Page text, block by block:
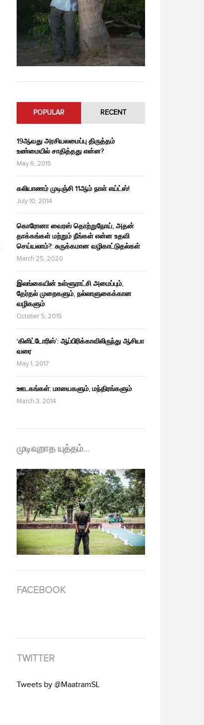
POPULAR RECENT
19ஆவது அரசியலமைப்பு திருத்தம்
உண்மையில் சாதித்தது என்ன?
May 6, 2015
கலியாணம் முடிஞ்சி 11ஆம் நாள் எய்ட்ஸ்!
July 10, 2014
கொரோனா வைரஸ் தொற்றுநோய், அதன்
தாக்கங்கள் மற்றும் நீங்கள் என்ன உதவி
செய்யலாம்?: சுருக்கமான வழிகாட்டுதல்கள்
March 25, 2020
இலங்கையின் உள்ளூராட்சி அமைப்பும்,
தேர்தல் முறைகளும், நல்லாளுகைக்கான
வழிகளும்
October 5, 2015
‘கிளிட்டோரிஸ்’: ஆப்பிரிக்காவிலிருந்து ஆசியா
வரை
May 1, 2017
ஊடகங்கள்: மாயைகளும், மந்திரங்களும்
March 3, 2014
முடிவுறாத யுத்தம்…
FACEBOOK
TWITTER
Tweets by @MaatramSL